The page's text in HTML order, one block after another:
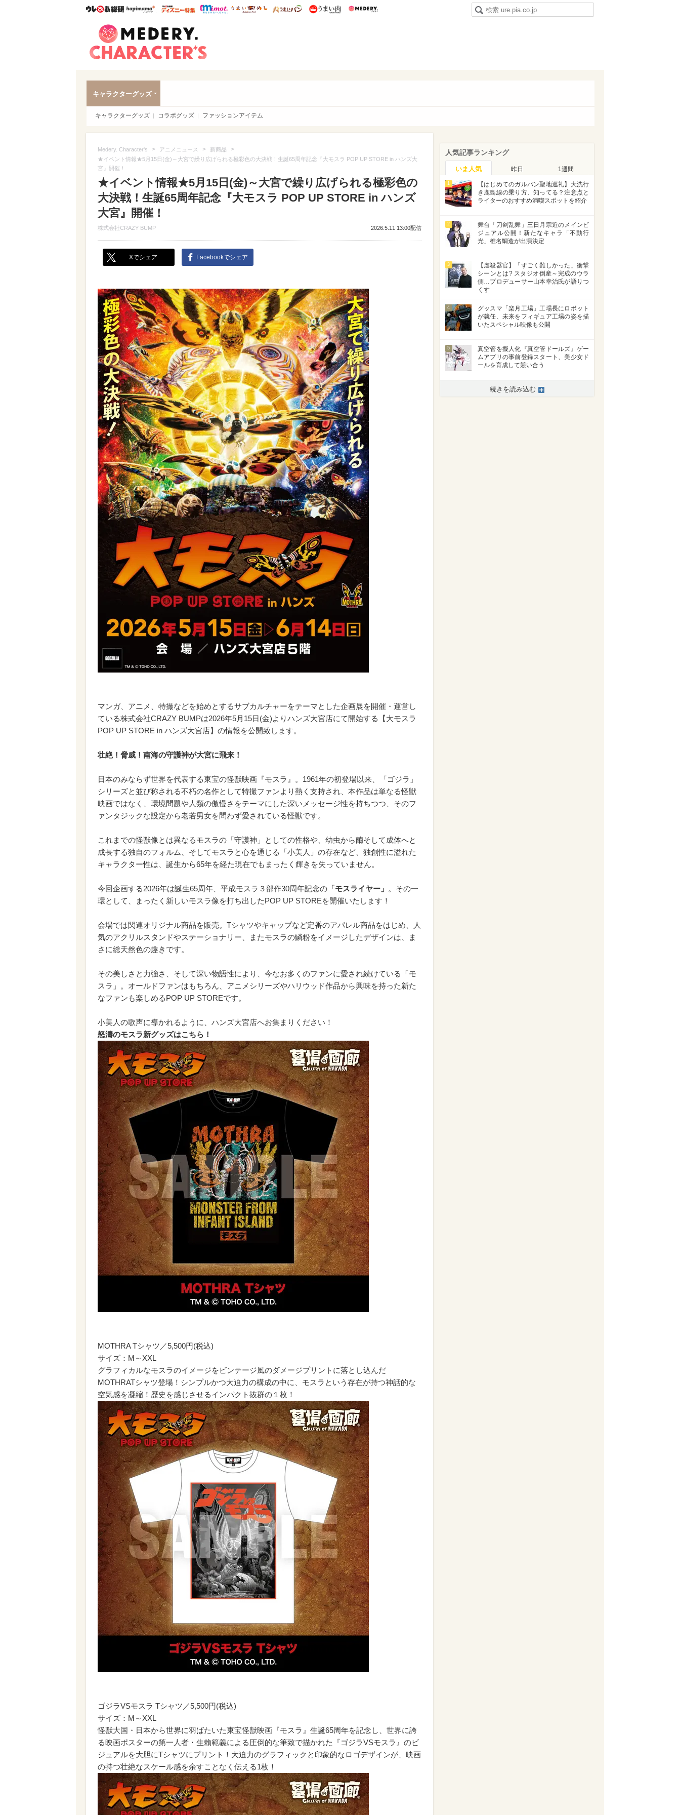
ウレぴあ総研ハピママ* ウレぴあ総研 ディズニー特集
mimot. うまいめし うまいパン うまい肉
キャラクターグッズ
キャラクターグッズ コラボグッズ ファッションアイテム
Medery. Character's > アニメニュース > 新商品 >
★イベント情報★5月15日(金)～大宮で繰り広げられる極彩色の大決戦！生誕65周年記念『大モスラ POP UP STORE in ハンズ大
宮』開催！
★イベント情報★5月15日(金)～大宮で繰り広げられる極彩色の
大決戦！生誕65周年記念『大モスラ POP UP STORE in ハンズ
大宮』開催！
株式会社CRAZY BUMP 2026.5.11 13:00配信
Xでシェア Facebookでシェア
マンガ、アニメ、特撮などを始めとするサブカルチャーをテーマとした企画展を開催・運営し
ている株式会社CRAZY BUMPは2026年5月15日(金)よりハンズ大宮店にて開始する【大モスラ
POP UP STORE in ハンズ大宮店】の情報を公開致します。
壮絶！脅威！南海の守護神が大宮に飛来！
日本のみならず世界を代表する東宝の怪獣映画『モスラ』。1961年の初登場以来、「ゴジラ」
シリーズと並び称される不朽の名作として特撮ファンより熱く支持され、本作品は単なる怪獣
映画ではなく、環境問題や人類の傲慢さをテーマにした深いメッセージ性を持ちつつ、そのフ
ァンタジックな設定から老若男女を問わず愛されている怪獣です。
これまでの怪獣像とは異なるモスラの「守護神」としての性格や、幼虫から繭そして成体へと
成長する独自のフォルム、そしてモスラと心を通じる「小美人」の存在など、独創性に溢れた
キャラクター性は、誕生から65年を経た現在でもまったく輝きを失っていません。
今回企画する2026年は誕生65周年、平成モスラ３部作30周年記念の 「モスライヤー」 。その一
環として、まったく新しいモスラ像を打ち出したPOP UP STOREを開催いたします！
会場では関連オリジナル商品を販売。Tシャツやキャップなど定番のアパレル商品をはじめ、人
気のアクリルスタンドやステーショナリー、またモスラの鱗粉をイメージしたデザインは、ま
さに総天然色の趣きです。
その美しさと力強さ、そして深い物語性により、今なお多くのファンに愛され続けている「モ
スラ」。オールドファンはもちろん、アニメシリーズやハリウッド作品から興味を持った新た
なファンも楽しめるPOP UP STOREです。
小美人の歌声に導かれるように、ハンズ大宮店へお集まりください！
怒濤のモスラ新グッズはこちら！
MOTHRA Tシャツ／5,500円(税込)
サイズ：M～XXL
グラフィカルなモスラのイメージをビンテージ風のダメージプリントに落とし込んだ
MOTHRATシャツ登場！シンプルかつ大迫力の構成の中に、モスラという存在が持つ神話的な
空気感を凝縮！歴史を感じさせるインパクト抜群の１枚！
ゴジラVSモスラ Tシャツ／5,500円(税込)
サイズ：M～XXL
怪獣大国・日本から世界に羽ばたいた東宝怪獣映画『モスラ』生誕65周年を記念し、世界に誇
る映画ポスターの第一人者・生賴範義による圧倒的な筆致で描かれた『ゴジラVSモスラ』のビ
ジュアルを大胆にTシャツにプリント！大迫力のグラフィックと印象的なロゴデザインが、映画
の持つ壮絶なスケール感を余すことなく伝える1枚！
人気記事ランキング
いま人気 昨日 1週間
1
【はじめてのガルパン聖地巡礼】大洗行
き鹿島線の乗り方、知ってる？注意点と
ライターのおすすめ満喫スポットを紹介
2
舞台「刀剣乱舞」三日月宗近のメインビ
ジュアル公開！新たなキャラ「不動行
光」椎名鯛造が出演決定
3
【虐殺器官】「すごく難しかった」衝撃
シーンとは? スタジオ倒産～完成のウラ
側…プロデューサー山本幸治氏が語りつ
くす
4
グッスマ「楽月工場」工場長にロボット
が就任、未来をフィギュア工場の姿を描
いたスペシャル映像も公開
5
真空管を擬人化『真空管ドールズ』ゲー
ムアプリの事前登録スタート、美少女ド
ールを育成して競い合う
続きを読み込む